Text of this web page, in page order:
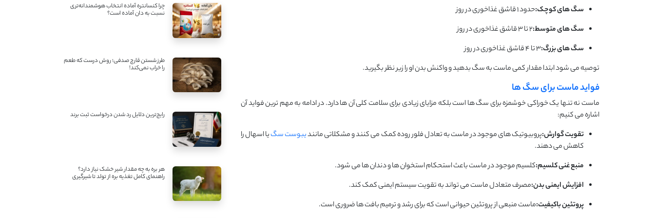
سگ های کوچک:حدود ۱ قاشق غذاخوری در روز
سگ های متوسط:۲ تا ۳ قاشق غذاخوری در روز
سگ های بزرگ:۳ تا ۴ قاشق غذاخوری در روز
توصیه می شود ابتدا مقدار کمی ماست به سگ بدهید و واکنش بدن او را زیر نظر بگیرید.
فواید ماست برای سگ ها
ماست نه تنها یک خوراکی خوشمزه برای سگ ها است بلکه مزایای زیادی برای سلامت کلی آن ها دارد. در ادامه به مهم ترین فواید آن
اشاره می کنیم:
تقویت گوارش:پروبیوتیک های موجود در ماست به تعادل فلور روده کمک می کنند و مشکلاتی مانندیبوست سگیا اسهال را
کاهش می دهند.
منبع غنی کلسیم:کلسیم موجود در ماست باعث استحکام استخوان ها و دندان ها می شود.
افزایش ایمنی بدن:مصرف متعادل ماست می تواند به تقویت سیستم ایمنی کمک کند.
پروتئین باکیفیت:ماست منبعی از پروتئین حیوانی است که برای رشد و ترمیم بافت ها ضروری است.
چرا کنسانتره آماده انتخاب هوشمندانه‌تری
نسبت به دان آماده است؟
طرز شستن قارچ صدفی؛ روش درست که طعم
را خراب نمی‌کند!
رایج‌ترین دلایل رد شدن درخواست ثبت برند
هر بره به چه مقدار شیر خشک نیاز دارد؟
راهنمای کامل تغذیه بره از تولد تا شیرگیری